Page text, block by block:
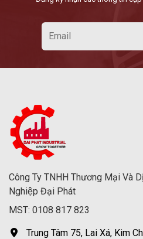
Công Ty TNHH Thương Mại Và
Nghiệp Đại Phát
MST: 0108 817 823
Trung Tâm 75, Lai Xá, Kim